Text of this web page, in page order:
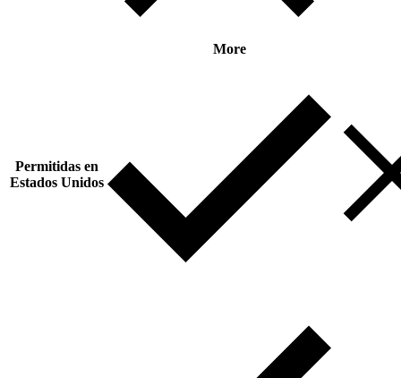
More
Permitidas en
Estados Unidos